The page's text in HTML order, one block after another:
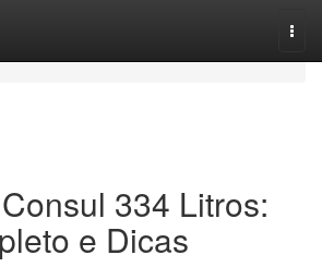
334 Litros:
e Dicas